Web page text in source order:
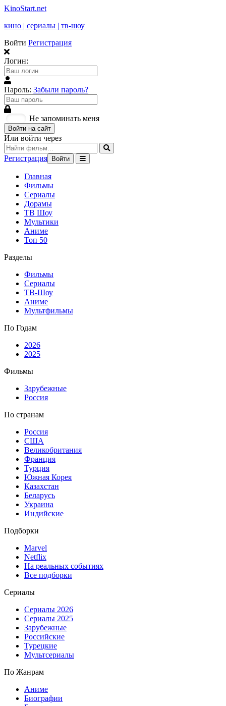
KinoStart.net
кино | сериалы | тв-шоу
Войти Регистрация
Логин:
Пароль: Забыли пароль?
Не запоминать меня
Войти на сайт
Или войти через
Регистрация Войти
Главная
Фильмы
Сериалы
Дорамы
ТВ Шоу
Мультики
Аниме
Топ 50
Разделы
Фильмы
Сериалы
ТВ-Шоу
Аниме
Мультфильмы
По Годам
2026
2025
Фильмы
Зарубежные
Россия
По странам
Россия
США
Великобритания
Франция
Турция
Южная Корея
Казахстан
Беларусь
Украина
Индийские
Подборки
Marvel
Netflix
На реальных событиях
Все подборки
Сериалы
Сериалы 2026
Сериалы 2025
Зарубежные
Российские
Турецкие
Мультсериалы
По Жанрам
Аниме
Биографии